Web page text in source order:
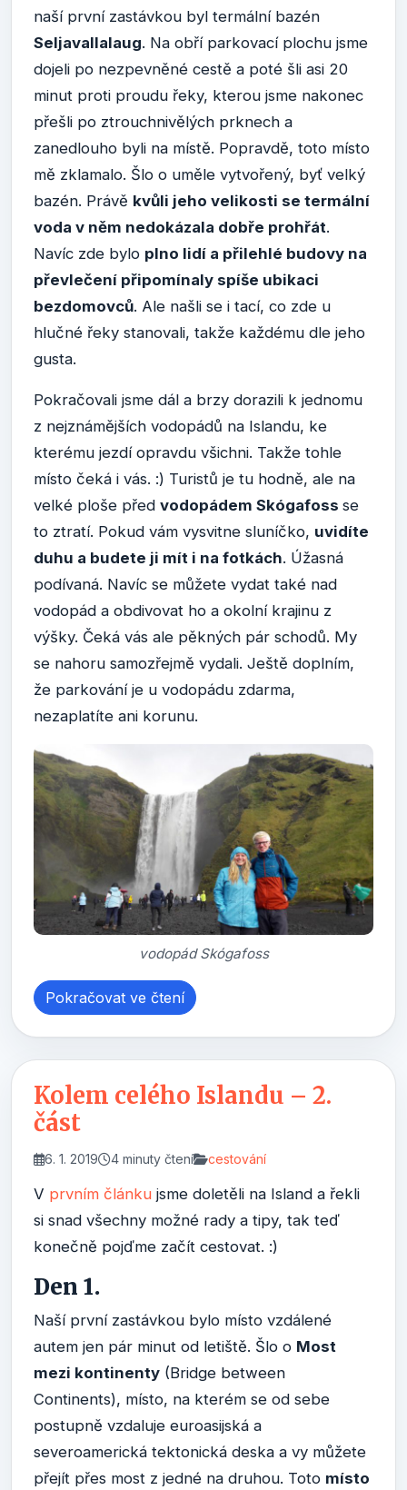
naší první zastávkou byl termální bazén
Seljavallalaug. Na obří parkovací plochu jsme
dojeli po nezpevněné cestě a poté šli asi 20
minut proti proudu řeky, kterou jsme nakonec
přešli po ztrouchnivělých prknech a
zanedlouho byli na místě. Popravdě, toto místo
mě zklamalo. Šlo o uměle vytvořený, byť velký
bazén. Právě kvůli jeho velikosti se termální
voda v něm nedokázala dobře prohřát.
Navíc zde bylo plno lidí a přilehlé budovy na
převlečení připomínaly spíše ubikaci
bezdomovců. Ale našli se i tací, co zde u
hlučné řeky stanovali, takže každému dle jeho
gusta.
Pokračovali jsme dál a brzy dorazili k jednomu
z nejznámějších vodopádů na Islandu, ke
kterému jezdí opravdu všichni. Takže tohle
místo čeká i vás. :) Turistů je tu hodně, ale na
velké ploše před vodopádem Skógafoss se
to ztratí. Pokud vám vysvitne sluníčko, uvidíte
duhu a budete ji mít i na fotkách. Úžasná
podívaná. Navíc se můžete vydat také nad
vodopád a obdivovat ho a okolní krajinu z
výšky. Čeká vás ale pěkných pár schodů. My
se nahoru samozřejmě vydali. Ještě doplním,
že parkování je u vodopádu zdarma,
nezaplatíte ani korunu.
vodopád Skógafoss
Pokračovat ve čtení
Kolem celého Islandu – 2.
část
6. 1. 2019 4 minuty čtení cestování
V prvním článku jsme doletěli na Island a řekli
si snad všechny možné rady a tipy, tak teď
konečně pojďme začít cestovat. :)
Den 1.
Naší první zastávkou bylo místo vzdálené
autem jen pár minut od letiště. Šlo o Most
mezi kontinenty (Bridge between
Continents), místo, na kterém se od sebe
postupně vzdaluje euroasijská a
severoamerická tektonická deska a vy můžete
přejít přes most z jedné na druhou. Toto místo